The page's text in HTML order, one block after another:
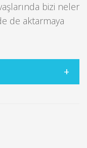
bizi neler
de aktarmaya